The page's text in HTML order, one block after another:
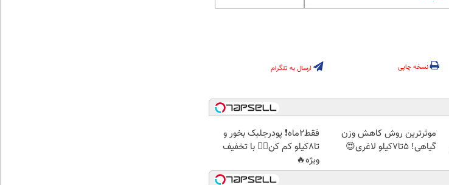
نسخه چاپی ارسال به تلگرام
موثرترین روش کاهش وزن
گیاهی! 5تا۷کیلو لاغری😍
فقط2ماه❗ پودرجلبک بخور و
تا8کیلو کم کن👌🏻 با تخفیف
ویژه🔥